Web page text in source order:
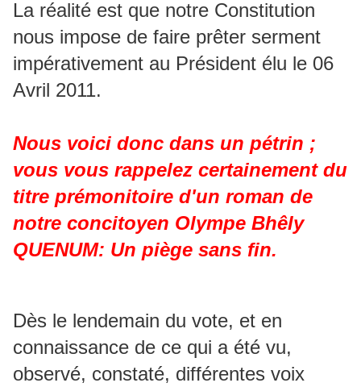
La réalité est que notre Constitution
nous impose de faire prêter serment
impérativement au Président élu le 06
Avril 2011.
Nous voici donc dans un pétrin ;
vous vous rappelez certainement du
titre prémonitoire d'un roman de
notre concitoyen Olympe Bhêly
QUENUM: Un piège sans fin.
Dès le lendemain du vote, et en
connaissance de ce qui a été vu,
observé, constaté, différentes voix